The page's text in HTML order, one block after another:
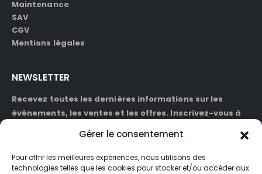
Gérer le consentement
Pour offrir les meilleures expériences, nous utilisons des
technologies telles que les cookies pour stocker et/ou accéder aux
Maintenance
SAV
CGV
Mentions légales
NEWSLETTER
Recevez toutes les dernières informations sur les
événements, les ventes et les offres. Inscrivez-vous à